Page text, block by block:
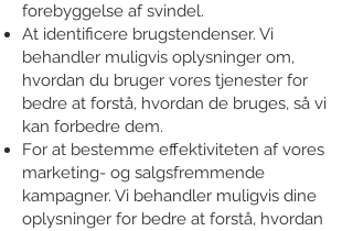
forebyggelse af svindel.
At identificere brugstendenser. Vi
behandler muligvis oplysninger om,
hvordan du bruger vores tjenester for
bedre at forstå, hvordan de bruges, så vi
kan forbedre dem.
For at bestemme effektiviteten af vores
marketing- og salgsfremmende
kampagner. Vi behandler muligvis dine
oplysninger for bedre at forstå, hvordan